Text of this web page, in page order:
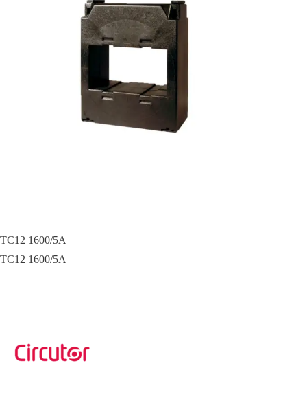
TC12 1600/5A
TC12 1600/5A